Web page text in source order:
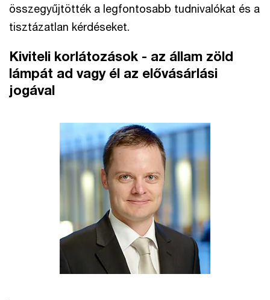
összegyűjtötték a legfontosabb tudnivalókat és a
tisztázatlan kérdéseket.
Kiviteli korlátozások - az állam zöld
lámpát ad vagy él az elővásárlási
jogával